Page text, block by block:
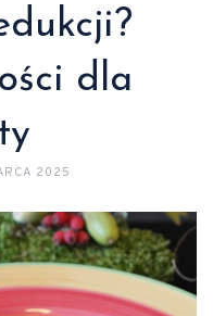
dla
2025